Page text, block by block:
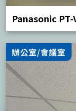
Panasonic
辦公室/會議室